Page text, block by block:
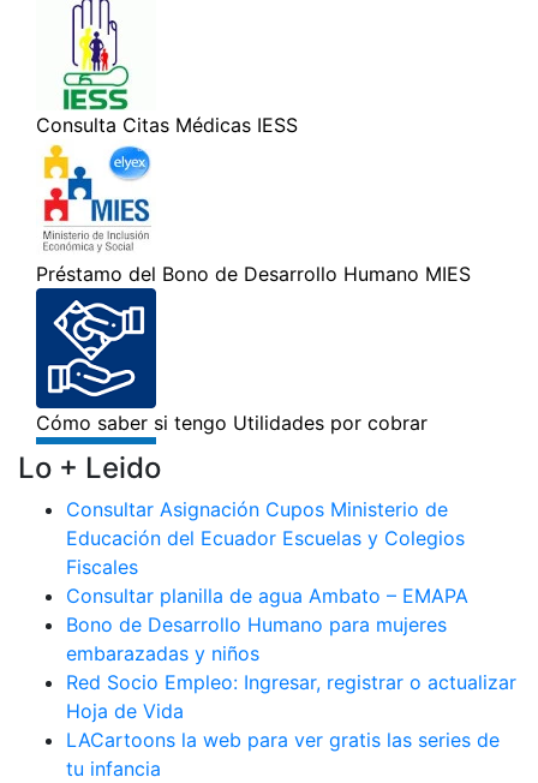
Lo + Leido
Consultar Asignación Cupos Ministerio de
Educación del Ecuador Escuelas y Colegios
Fiscales
Consultar planilla de agua Ambato – EMAPA
Bono de Desarrollo Humano para mujeres
embarazadas y niños
Red Socio Empleo: Ingresar, registrar o actualizar
Hoja de Vida
LACartoons la web para ver gratis las series de
tu infancia